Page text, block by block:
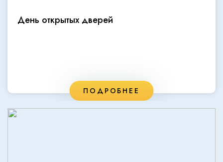
День открытых дверей
ПОДРОБНЕЕ